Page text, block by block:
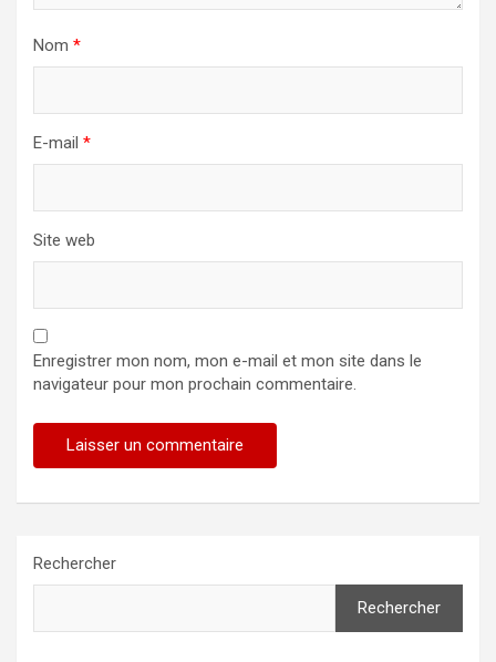
Nom *
E-mail *
Site web
Enregistrer mon nom, mon e-mail et mon site dans le
navigateur pour mon prochain commentaire.
Rechercher
Rechercher